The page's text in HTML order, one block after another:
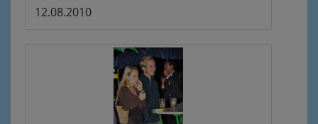
12.08.2010